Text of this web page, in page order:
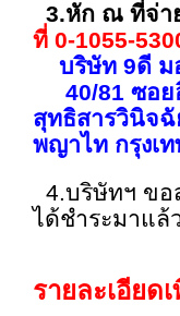
3.หัก ณ ที่จ่า
ที่ 0-1055-
บริษัท 9ดี ม
40/81 ซอย
สุทธิสารวินิจฉั
พญาไท กรุงเ
4.บริษัทฯ ขอ
ได้ชำระมาแล้
รายละเอีย